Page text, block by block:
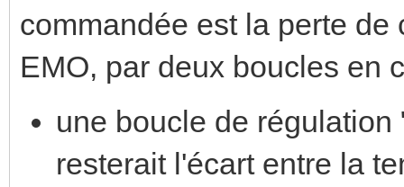
commandée est la perte
EMO, par deux boucles en
une boucle de
resterait l'écart entre la